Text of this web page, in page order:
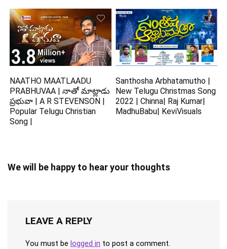
NAATHO MAATLAADU
PRABHUVAA | నాతో మాట్లాడు
ప్రభువా | A R STEVENSON |
Popular Telugu Christian
Song |
Santhosha Arbhatamutho |
New Telugu Christmas Song
2022 | Chinna| Raj Kumar|
MadhuBabu| KeviVisuals
We will be happy to hear your thoughts
LEAVE A REPLY
You must be logged in to post a comment.